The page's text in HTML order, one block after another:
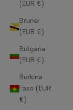
(EUR €)
Brunei
(EUR €)
Bulgaria
(EUR €)
Burkina
Faso (EUR
€)